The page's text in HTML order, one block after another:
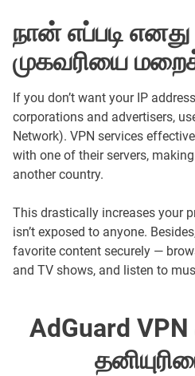
நான் எப்படி எனது
முகவரியை
If you don’t want your IP
corporations and advertisers,
Network). VPN services
with one of their servers,
another country.
This drastically increases your
isn’t exposed to anyone.
favorite content securely —
and TV shows, and listen to
AdGuard